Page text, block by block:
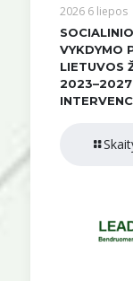
2026 6 liepos
VYKDYMO
LIETUVOS
2023–2027